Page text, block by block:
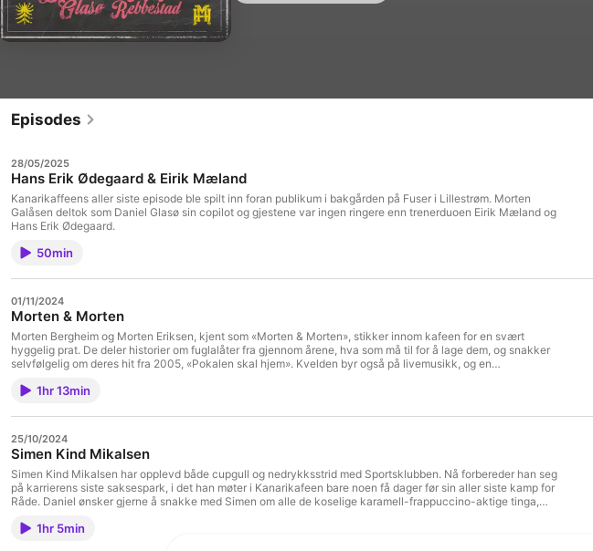
Episodes
28/05/2025
Hans Erik Ødegaard & Eirik Mæland
Kanarikaffeens aller siste episode ble spilt inn foran publikum i bakgården på Fuser i Lillestrøm. Morten
Galåsen deltok som Daniel Glasø sin copilot og gjestene var ingen ringere enn trenerduoen Eirik Mæland og
Hans Erik Ødegaard.
50min
01/11/2024
Morten & Morten
Morten Bergheim og Morten Eriksen, kjent som «Morten & Morten», stikker innom kafeen for en svært
hyggelig prat. De deler historier om fuglalåter fra gjennom årene, hva som må til for å lage dem, og snakker
selvfølgelig om deres hit fra 2005, «Pokalen skal hjem». Kvelden byr også på livemusikk, og en
1hr 13min
25/10/2024
Simen Kind Mikalsen
Simen Kind Mikalsen har opplevd både cupgull og nedrykksstrid med Sportsklubben. Nå forbereder han seg
på karrierens siste saksespark, i det han møter i Kanarikafeen bare noen få dager før sin aller siste kamp for
Råde. Daniel ønsker gjerne å snakke med Simen om alle de koselige karamell-frappuccino-aktige tinga,
spiller kan oppleves å stå foran en så spennende sesonginnspurt. I sum blir det hele til en forfriskende
1hr 5min